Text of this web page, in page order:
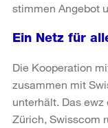
stimmen Angebot
Ein Netz für
Die Kooperation
zusammen mit
unterhält. Das
Zürich, Swisscom